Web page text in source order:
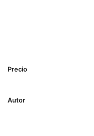
Precio
Autor